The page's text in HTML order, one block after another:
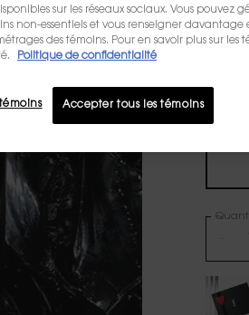
d'Yves
sur les réseaux sociaux. Vous pouvez
non-essentiels et vous renseigner davantage
des témoins. Pour en savoir plus sur les
Politique de confidentialité
Accepter tous les témoins